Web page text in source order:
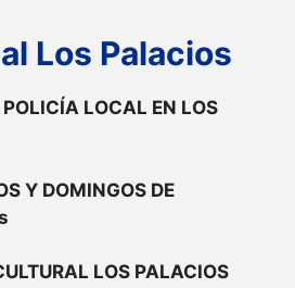
Los Palacios
LOCAL EN LOS
Y DOMINGOS DE
LOS PALACIOS